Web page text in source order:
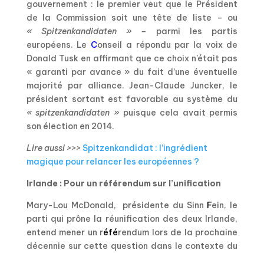
gouvernement : le premier veut que le Président
de la Commission soit une tête de liste – ou
« Spitzenkandidaten » – parmi les partis
européens. Le Conseil a répondu par la voix de
Donald Tusk en affirmant que ce choix n’était pas
« garanti par avance » du fait d’une éventuelle
majorité par alliance. Jean-Claude Juncker, le
président sortant est favorable au système du
« spitzenkandidaten »puisque cela avait permis
son élection en 2014.
Lire aussi >>> Spitzenkandidat : l’ingrédient
magique pour relancer les européennes ?
Irlande : Pour un référendum sur l’unification
Mary-Lou McDonald, présidente du Sinn Fein, le
parti qui prône la réunification des deux Irlande,
entend mener un référendum lors de la prochaine
décennie sur cette question dans le contexte du